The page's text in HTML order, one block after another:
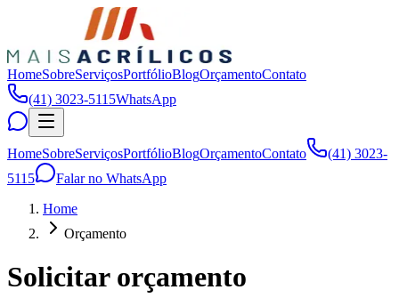
HomeSobreServiçosPortfólioBlogOrçamentoContato
(41) 3023-5115WhatsApp
HomeSobreServiçosPortfólioBlogOrçamentoContato
(41) 3023-
5115
Falar no WhatsApp
Home
Orçamento
Solicitar orçamento